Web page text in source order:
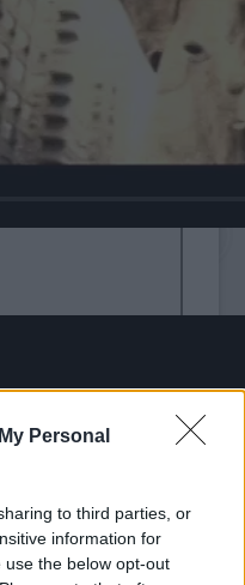
Personal
to third parties, or
information for
the below opt-out